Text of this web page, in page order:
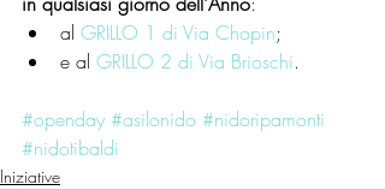
al GRILLO 1 di Via Chopin;
e al GRILLO 2 di Via Brioschi.
#openday #asilonido #nidoripamonti
#nidotibaldi
Iniziative